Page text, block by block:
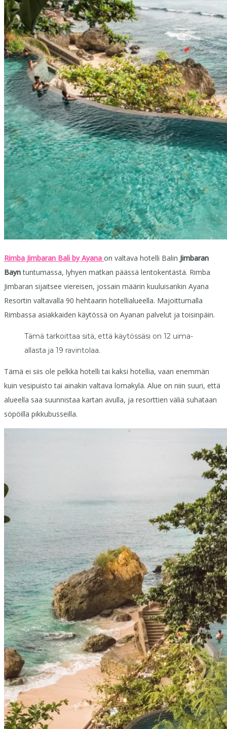
Rimba Jimbaran Bali by Ayana on valtava hotelli Balin Jimbaran
Bayntuntumassa, lyhyen matkan päässä lentokentästä. Rimba
Jimbaran sijaitsee viereisen, jossain määrin kuuluisankin Ayana
Resortin valtavalla 90 hehtaarin hotellialueella. Majoittumalla
Rimbassa asiakkaiden käytössä on Ayanan palvelut ja toisinpäin.
Tämä tarkoittaa sitä, että käytössäsi on 12 uima-
allasta ja 19 ravintolaa.
Tämä ei siis ole pelkkä hotelli tai kaksi hotellia, vaan enemmän
kuin vesipuisto tai ainakin valtava lomakylä. Alue on niin suuri, että
alueella saa suunnistaa kartan avulla, ja resorttien väliä suhataan
söpöillä pikkubusseilla.